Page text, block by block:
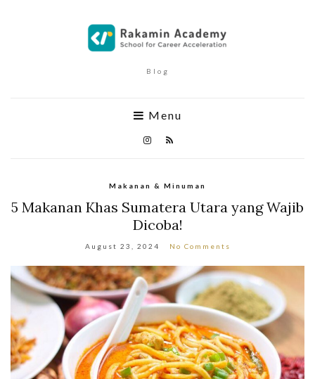
Blog
Menu
Makanan & Minuman
5 Makanan Khas Sumatera Utara yang Wajib
Dicoba!
August 23, 2024 No Comments